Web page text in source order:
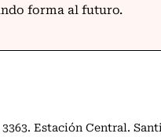
Estación Central.